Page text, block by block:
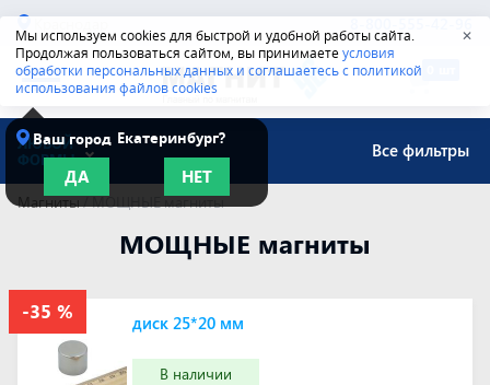
Мы используем cookies для быстрой и удобной работы сайта.
Продолжая пользоваться сайтом, вы принимаетеусловия
обработки персональных данных и соглашаетесь с политикой
использования файлов cookies
✕
Краснодар 8-800-555-42-96
Ваш город Екатеринбург?
ДА НЕТ
ЛЮБОЙ
ФОРМЫ
Все фильтры
Магниты/МОЩНЫЕ магниты
МОЩНЫЕ магниты
В наличии
диск 25*20 мм